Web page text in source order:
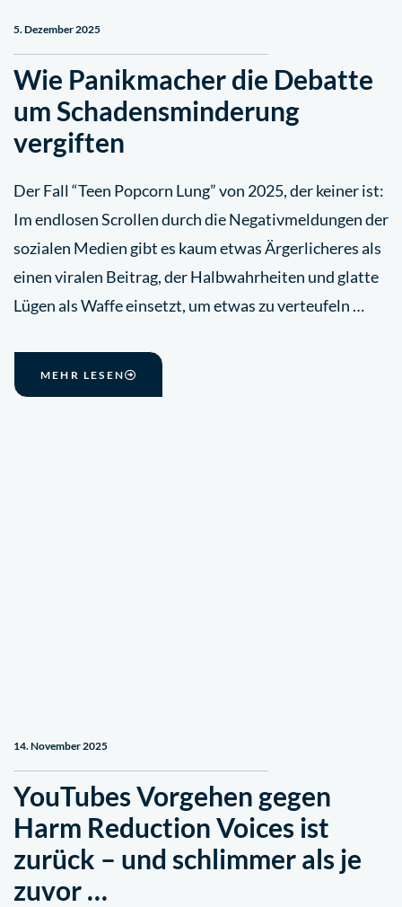
5. Dezember 2025
Wie Panikmacher die Debatte
um Schadensminderung
vergiften
Der Fall “Teen Popcorn Lung” von 2025, der keiner ist:
Im endlosen Scrollen durch die Negativmeldungen der
sozialen Medien gibt es kaum etwas Ärgerlicheres als
einen viralen Beitrag, der Halbwahrheiten und glatte
Lügen als Waffe einsetzt, um etwas zu verteufeln …
MEHR LESEN
14. November 2025
YouTubes Vorgehen gegen
Harm Reduction Voices ist
zurück – und schlimmer als je
zuvor …